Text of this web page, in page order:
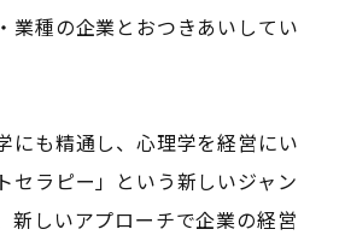
業種の企業とおつきあいしてい
にも精通し、心理学を経営にい
セラピー」という新しいジャン
新しいアプローチで企業の経営